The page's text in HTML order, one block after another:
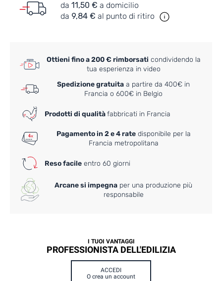
da 11,50 € a domicilio
da 9,84 € al punto di ritiro
Ottieni fino a 200 € rimborsati condividendo la
tua esperienza in video
Spedizione gratuita a partire da 400€ in
Francia o 600€ in Belgio
Prodotti di qualitàfabbricati in Francia
Pagamento in 2 e 4 ratedisponibile per la
Francia metropolitana
Reso facile entro 60 giorni
Arcane si impegna per una produzione più
responsabile
I TUOI VANTAGGI
PROFESSIONISTA DELL'EDILIZIA
ACCEDI
O crea un account